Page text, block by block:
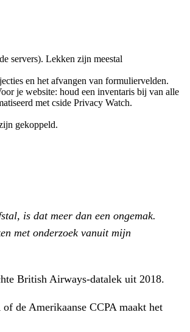
servers). Lekken zijn meestal
en het afvangen van formuliervelden.
je website: houd een inventaris bij van alle
met cside Privacy Watch.
gekoppeld.
is dat meer dan een ongemak.
met onderzoek vanuit mijn
British Airways-datalek uit 2018.
de Amerikaanse CCPA maakt het